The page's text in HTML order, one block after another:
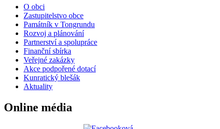
O obci
Zastupitelstvo obce
Památník v Tongrundu
Rozvoj a plánování
Partnerství a spolupráce
Finanční sbírka
Veřejné zakázky
Akce podpořené dotací
Kunratický blešák
Aktuality
Online média